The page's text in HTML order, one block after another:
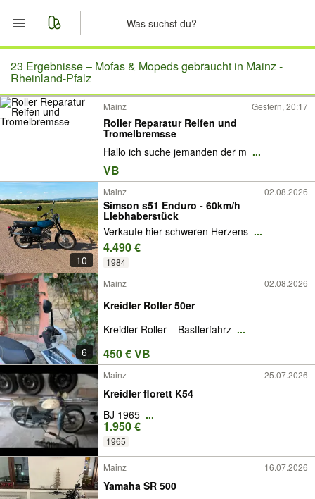
Start
Merkliste
Nachrichten
Anzeige aufgeben
23 Ergebnisse – Mofas & Mopeds gebraucht in Mainz -
Rheinland-Pfalz
Mainz Gestern, 20:17
Roller Reparatur Reifen und
Tromelbremsse
Hallo ich suche jemanden der m ...
VB
10
Mainz 02.08.2026
Simson s51 Enduro - 60km/h
Liebhaberstück
Verkaufe hier schweren Herzens ...
4.490 €
1984
6
Mainz 02.08.2026
Kreidler Roller 50er
Kreidler Roller – Bastlerfahrz ...
450 € VB
Mainz 25.07.2026
Kreidler florett K54
BJ 1965 ...
1.950 €
1965
Mainz 16.07.2026
Yamaha SR 500